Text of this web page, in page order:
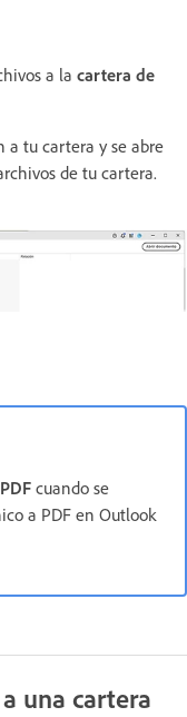
a la cartera de
a tu cartera y se abre
de tu cartera.
cuando se
a PDF en Outlook
una cartera